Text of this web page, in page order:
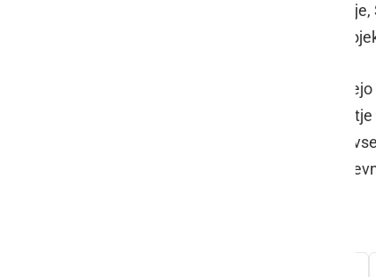
uporabnikov ter socialno
in dobrobit živali Muri za izvedbo
V Lidlu Slovenija vseskozi
program donacij, s katerim se
so podprli več kot 80 organizacij po
kot dva milijona evrov; med